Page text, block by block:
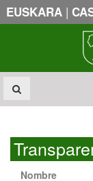
EUSKARA |
Nombre